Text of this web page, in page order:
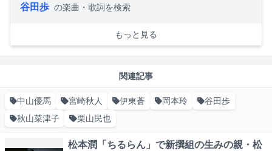
谷田歩 の楽曲・歌詞を検索
もっと見る
関連記事
中山優馬 宮崎秋人 伊東蒼 岡本玲
谷田歩
秋山菜津子
栗山民也
松本潤「ちるらん」で新撰組の生みの親・松